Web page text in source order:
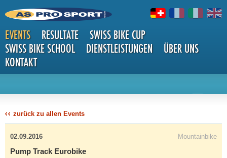
EVENTS RESULTATE
SWISS BIKE CUP
SWISS BIKE SCHOOL
DIENSTLEISTUNGEN
ÜBER UNS
KONTAKT
DETAILS
zurück zu allen Events
02.09.2016 Mountainbike
Pump Track Eurobike